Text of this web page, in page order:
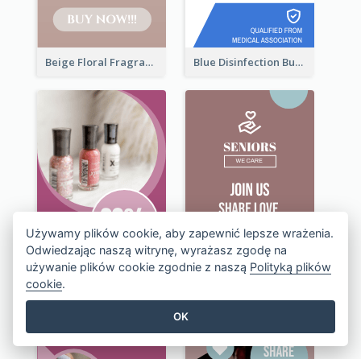
Beige Floral Fragrance Wide Skyscraper Banner Design Blue Disinfection Business Wide Skyscraper Banner Design
Używamy plików cookie, aby zapewnić lepsze wrażenia.
Odwiedzając naszą witrynę, wyrażasz zgodę na
używanie plików cookie zgodnie z naszą Polityką plików
cookie.
OK